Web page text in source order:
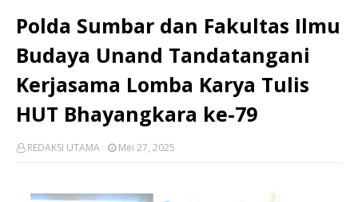
Polda Sumbar dan Fakultas Ilmu
Budaya Unand Tandatangani
Kerjasama Lomba Karya Tulis
HUT Bhayangkara ke-79
REDAKSI UTAMA Mei 27, 2025